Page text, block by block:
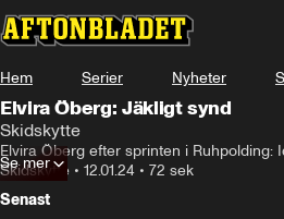
Hem Serier Nyheter
Elvira Öberg: Jäkligt synd
Skidskytte
Elvira Öberg efter sprinten i Ruhpolding:
Skidskytte • 12.01.24 • 72 sek
Se mer
Senast